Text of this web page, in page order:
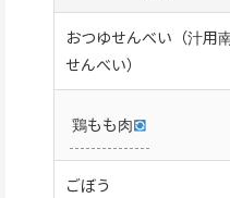
おつゆせんべい（汁用
せんべい）
鶏もも肉
ごぼう